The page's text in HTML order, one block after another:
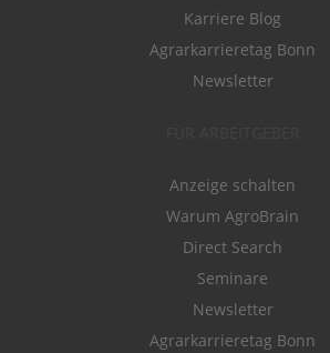
Karriere Blog
Agrarkarrieretag Bonn
Newsletter
Anzeige schalten
Warum AgroBrain
Direct Search
Seminare
Newsletter
Agrarkarrieretag Bonn